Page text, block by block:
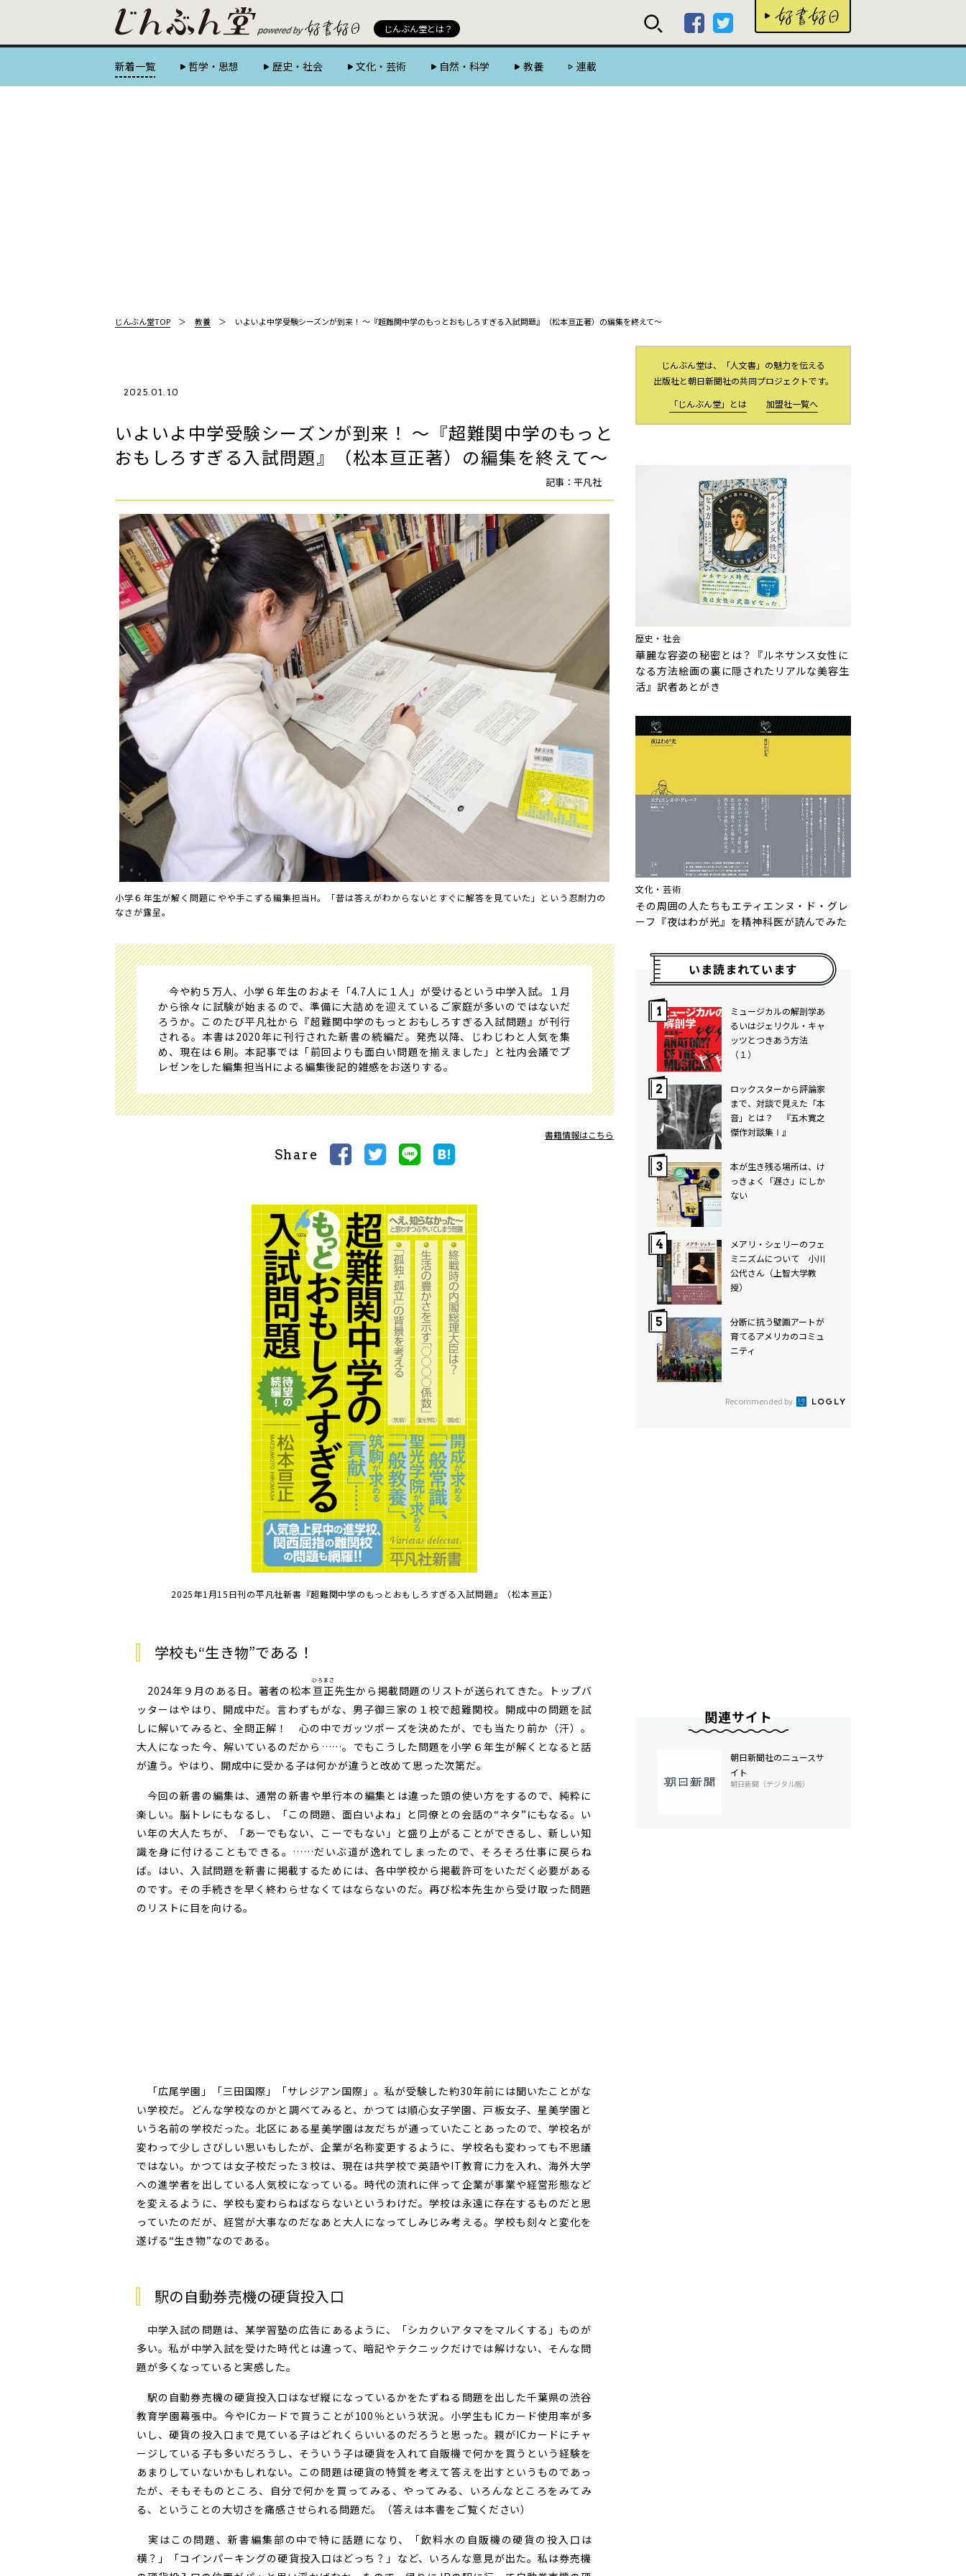
じんぶん堂とは？
新着一覧 哲学・思想 歴史・社会 文化・芸術 自然・科学 教養 連載
じんぶん堂TOP 教養 いよいよ中学受験シーズンが到来！ ～『超難関中学のもっとおもしろすぎる入試問題』（松本亘正著）の編集を終えて～
2025.01.10
いよいよ中学受験シーズンが到来！ ～『超難関中学のもっと
おもしろすぎる入試問題』（松本亘正著）の編集を終えて～
記事：平凡社
小学６年生が解く問題にやや手こずる編集担当H。「昔は答えがわからないとすぐに解答を見ていた」という忍耐力の
なさが露呈。
今や約５万人、小学６年生のおよそ「4.7人に１人」が受けるという中学入試。１月
から徐々に試験が始まるので、準備に大詰めを迎えているご家庭が多いのではないだ
ろうか。このたび平凡社から『超難関中学のもっとおもしろすぎる入試問題』が刊行
される。本書は2020年に刊行された新書の続編だ。発売以降、じわじわと人気を集
め、現在は６刷。本記事では「前回よりも面白い問題を揃えました」と社内会議でプ
レゼンをした編集担当Hによる編集後記的雑感をお送りする。
書籍情報はこちら
Share
2025年1月15日刊の平凡社新書『超難関中学のもっとおもしろすぎる入試問題』（松本亘正）
学校も“生き物”である！
2024年９月のある日。著者の松本 亘正
ひろまさ
先生から掲載問題のリストが送られてきた。トップバ
ッターはやはり、開成中だ。言わずもがな、男子御三家の１校で超難関校。開成中の問題を試
しに解いてみると、全問正解！ 心の中でガッツポーズを決めたが、でも当たり前か（汗）。
大人になった今、解いているのだから……。でもこうした問題を小学６年生が解くとなると話
が違う。やはり、開成中に受かる子は何かが違うと改めて思った次第だ。
今回の新書の編集は、通常の新書や単行本の編集とは違った頭の使い方をするので、純粋に
楽しい。脳トレにもなるし、「この問題、面白いよね」と同僚との会話の“ネタ”にもなる。い
い年の大人たちが、「あーでもない、こーでもない」と盛り上がることができるし、新しい知
識を身に付けることもできる。……だいぶ道が逸れてしまったので、そろそろ仕事に戻らね
ば。はい、入試問題を新書に掲載するためには、各中学校から掲載許可をいただく必要がある
のです。その手続きを早く終わらせなくてはならないのだ。再び松本先生から受け取った問題
のリストに目を向ける。
「広尾学園」「三田国際」「サレジアン国際」。私が受験した約30年前には聞いたことがな
い学校だ。どんな学校なのかと調べてみると、かつては順心女子学園、戸板女子、星美学園と
いう名前の学校だった。北区にある星美学園は友だちが通っていたことあったので、学校名が
変わって少しさびしい思いもしたが、企業が名称変更するように、学校名も変わっても不思議
ではない。かつては女子校だった３校は、現在は共学校で英語やIT教育に力を入れ、海外大学
への進学者を出している人気校になっている。時代の流れに伴って企業が事業や経営形態など
を変えるように、学校も変わらねばならないというわけだ。学校は永遠に存在するものだと思
っていたのだが、経営が大事なのだなあと大人になってしみじみ考える。学校も刻々と変化を
遂げる“生き物”なのである。
駅の自動券売機の硬貨投入口
中学入試の問題は、某学習塾の広告にあるように、「シカクいアタマをマルくする」ものが
多い。私が中学入試を受けた時代とは違って、暗記やテクニックだけでは解けない、そんな問
題が多くなっていると実感した。
駅の自動券売機の硬貨投入口はなぜ縦になっているかをたずねる問題を出した千葉県の渋谷
教育学園幕張中。今やICカードで買うことが100％という状況。小学生もICカード使用率が多
いし、硬貨の投入口まで見ている子はどれくらいいるのだろうと思った。親がICカードにチャ
ージしている子も多いだろうし、そういう子は硬貨を入れて自販機で何かを買うという経験を
あまりしていないかもしれない。この問題は硬貨の特質を考えて答えを出すというものであっ
たが、そもそものところ、自分で何かを買ってみる、やってみる、いろんなところをみてみ
る、ということの大切さを痛感させられる問題だ。（答えは本書をご覧ください）
実はこの問題、新書編集部の中で特に話題になり、「飲料水の自販機の硬貨の投入口は
横？」「コインパーキングの硬貨投入口はどっち？」など、いろんな意見が出た。私は券売機
じんぶん堂は、「人文書」の魅力を伝える
出版社と朝日新聞社の共同プロジェクトです。
「じんぶん堂」とは
加盟社一覧へ
歴史・社会
華麗な容姿の秘密とは？『ルネサンス女性に
なる方法――絵画の裏に隠されたリアルな美容生
活』訳者あとがき
文化・芸術
その周囲の人たちも――エティエンヌ・ド・グレ
ーフ『夜はわが光』を精神科医が読んでみた
いま読まれています
ミュージカルの解剖学――あ
るいはジェリクル・キャ
ッツとつきあう方法
（１）
ロックスターから評論家
まで、対談で見えた「本
音」とは？ 『五木寛之
傑作対談集Ⅰ』
本が生き残る場所は、け
っきょく「遅さ」にしか
ない
メアリ・シェリーのフェ
ミニズムについて 小川
公代さん（上智大学教
授）
分断に抗う壁画――アートが
育てるアメリカのコミュ
ニティ
Recommended by
関連サイト
朝日新聞社のニュースサ
イト
朝日新聞（デジタル版）